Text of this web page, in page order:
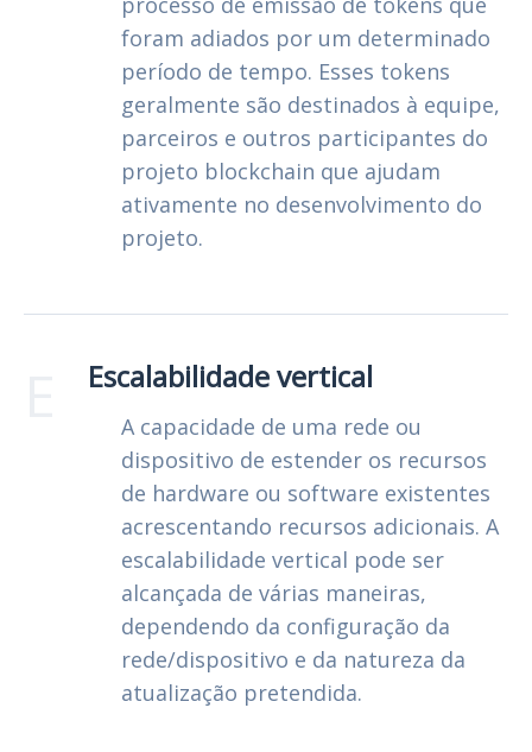
foram adiados por um determinado
período de tempo. Esses tokens
geralmente são destinados à equipe,
parceiros e outros participantes do
projeto blockchain que ajudam
ativamente no desenvolvimento do
projeto.
Escalabilidade vertical
A capacidade de uma rede ou
dispositivo de estender os recursos
de hardware ou software existentes
acrescentando recursos adicionais. A
escalabilidade vertical pode ser
alcançada de várias maneiras,
dependendo da configuração da
rede/dispositivo e da natureza da
atualização pretendida.